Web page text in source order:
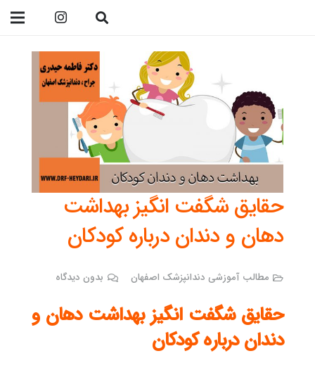
حقایق شگفت انگیز بهداشت
دهان و دندان درباره کودکان
مطالب آموزشی دندانپزشک اصفهان بدون دیدگاه
حقایق شگفت انگیز بهداشت دهان و
دندان درباره کودکان